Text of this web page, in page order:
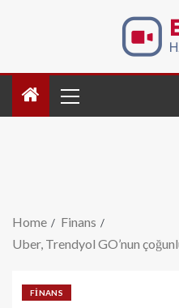
Home
Finans
Uber, Trendyol GO’nun
FINANS